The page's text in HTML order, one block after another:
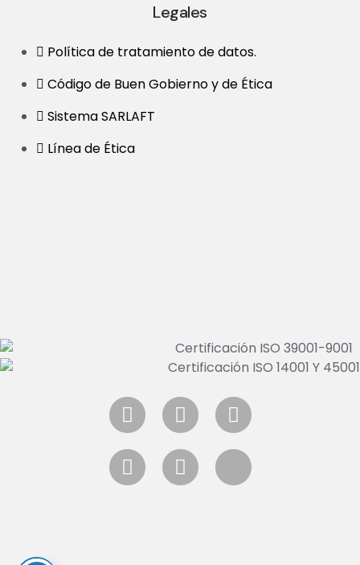
Legales
Política de tratamiento de datos.
Código de Buen Gobierno y de Ética
Sistema SARLAFT
Línea de Ética